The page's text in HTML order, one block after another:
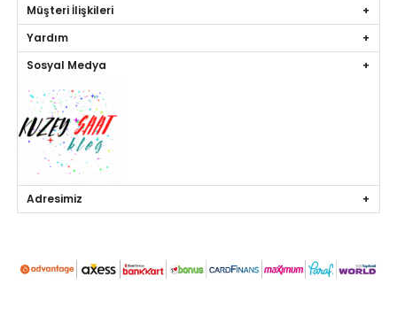
Müşteri İlişkileri
Yardım
Sosyal Medya
Adresimiz